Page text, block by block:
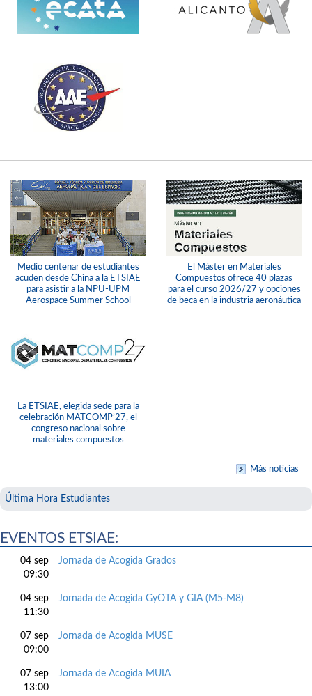
Medio centenar de estudiantes
acuden desde China a la ETSIAE
para asistir a la NPU-UPM
Aerospace Summer School
El Máster en Materiales
Compuestos ofrece 40 plazas
para el curso 2026/27 y opciones
de beca en la industria aeronáutica
La ETSIAE, elegida sede para la
celebración MATCOMP’27, el
congreso nacional sobre
materiales compuestos
Más noticias
Última Hora Estudiantes
EVENTOS ETSIAE:
04 sep
09:30
Jornada de Acogida Grados
04 sep
11:30
Jornada de Acogida GyOTA y GIA (M5-M8)
07 sep
09:00
Jornada de Acogida MUSE
07 sep
13:00
Jornada de Acogida MUIA